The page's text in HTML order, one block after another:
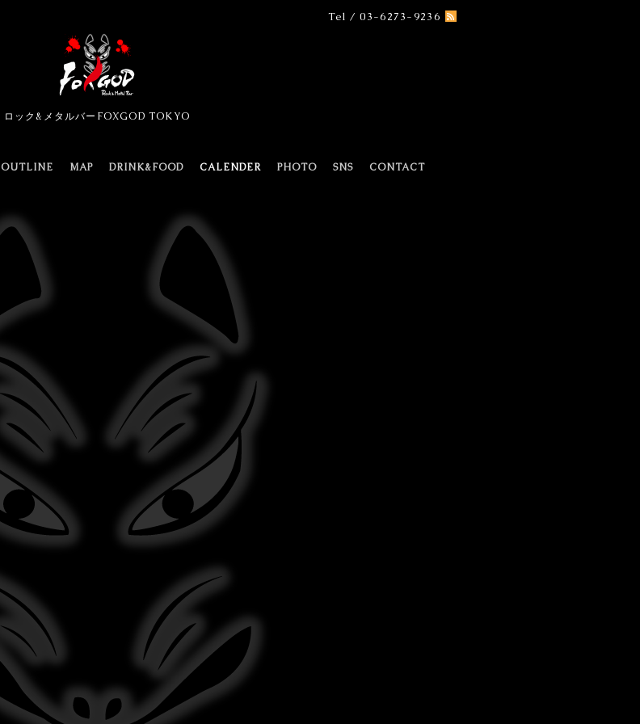
Tel / 03-6273-9236
ロック&メタルバーFOXGOD TOKYO
OUTLINE MAP DRINK&FOOD CALENDER PHOTO SNS
CONTACT